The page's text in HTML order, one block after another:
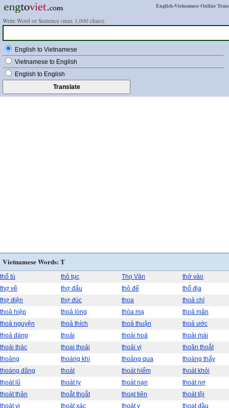
English-Vietnamese Online
Write Word or Sentence (max 1,000 chars):
English to Vietnamese
Vietnamese to English
English to English
Vietnamese Words: T
thổ tù thô tục Thọ Văn
thở vào
thợ vẽ
thợ đấu thỏ đế
thổ địa
thợ điện
thợ đúc thoa
thoả chí
thoả hiệp
thoả lòng thóa mạ
thoả mãn
thoả nguyện
thoả thích thoả thuận
thoả ước
thoả đáng
thoải thoái hoá
thoải mái
thoái thác
thoai thoải thoái vị
thoăn thoắt
thoảng
thoáng khí thoảng qua
thoáng thấy
thoáng đãng
thoát thoát hiểm
thoát khỏi
thoát lũ
thoát ly thoát nạn
thoát nợ
thoát thân
thoắt thoắt thoạt tiên
thoát tội
thoát vị
thoát xác thoát y
thoạt đầu